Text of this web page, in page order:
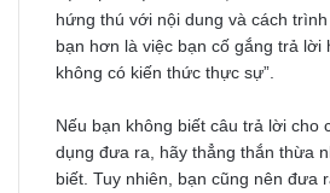
hứng thú với nội dung và cách
bạn hơn là việc bạn cố gắng trả lời
không có kiến thức thực sự”.
Nếu bạn không biết câu trả lời cho
dụng đưa ra, hãy thẳng thắn thừa
biết. Tuy nhiên, bạn cũng nên đưa